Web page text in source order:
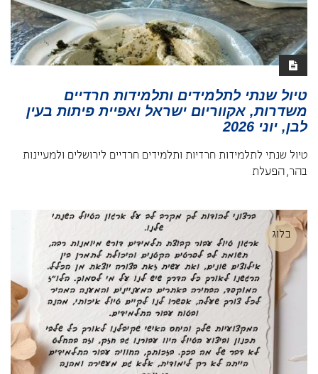
טיול שנתי לתלמידים ותלמידות חרדיים
משדרות, אקווריום ישראל ואפיית פיתות בעין
לבן, יוני 2026
טיול שנתי לתלמידות חרדיות ותלמידים חרדיים לירושלים ולמעיינות
בהר, הפעלת
בלוג